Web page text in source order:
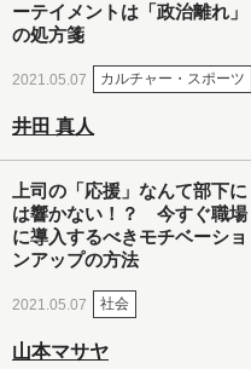
ーテイメントは「政治離れ」
の処方箋
2021.05.07 カルチャー・スポーツ
井田 真人
上司の「応援」なんて部下に
は響かない！？ 今すぐ職場
に導入するべきモチベーショ
ンアップの方法
2021.05.07 社会
山本マサヤ